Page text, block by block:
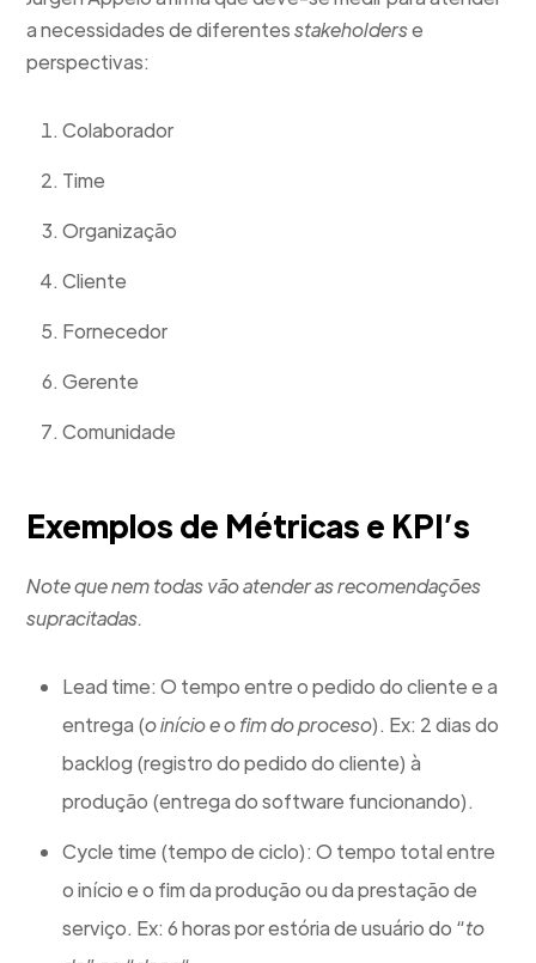
a necessidades de diferentesstakeholderse
perspectivas:
Colaborador
Time
Organização
Cliente
Fornecedor
Gerente
Comunidade
Exemplos de Métricas e KPI’s
Note que nem todas vão atender as recomendações
supracitadas.
Lead time: O tempo entre o pedido do cliente e a
entrega (o início e o fim do proceso). Ex: 2 dias do
backlog (registro do pedido do cliente) à
produção (entrega do software funcionando).
Cycle time (tempo de ciclo): O tempo total entre
o início e o fim da produção ou da prestação de
serviço. Ex: 6 horas por estória de usuário do “to